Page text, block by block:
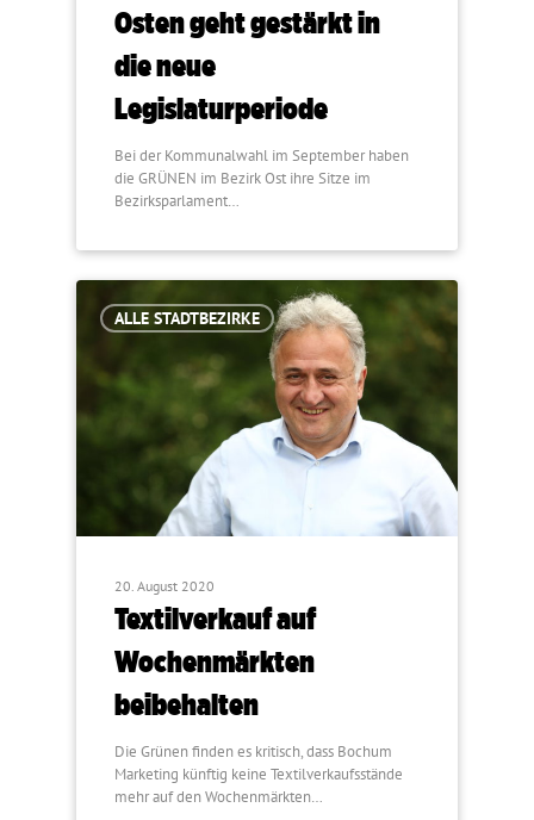
Osten geht gestärkt in
die neue
Legislaturperiode
Bei der Kommunalwahl im September haben
die GRÜNEN im Bezirk Ost ihre Sitze im
Bezirksparlament…
ALLE STADTBEZIRKE
20. August 2020
Textilverkauf auf
Wochenmärkten
beibehalten
Die Grünen finden es kritisch, dass Bochum
Marketing künftig keine Textilverkaufsstände
mehr auf den Wochenmärkten…